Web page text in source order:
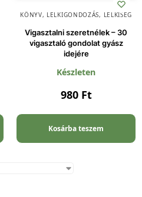
KÖNYV, LELKIGONDOZÁS, LELKISÉG
Vigasztalni szeretnélek – 30
vigasztaló gondolat gyász
idejére
Készleten
980 Ft
Kosárba teszem